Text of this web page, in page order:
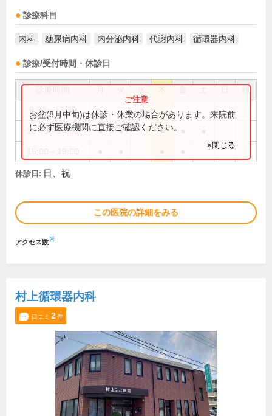
診療科目
内科 糖尿病内科 内分泌内科 代謝内科 循環器内科
診療/受付時間・休診日
祝
9:30～13:30 ●
10:00～14:00 ● ● ●
お盆(8月中旬)は休診・休業の場合があります。来院前
に必ず医療機関に直接ご確認ください。
×閉じる
休診日: 日、祝
この医院の詳細をみる
アクセス数※
村上循環器内科
口コミ 2件